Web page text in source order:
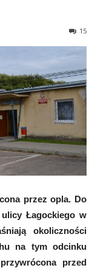
15
przez opla. Do
Łagockiego w
okoliczności
na tym odcinku
przed